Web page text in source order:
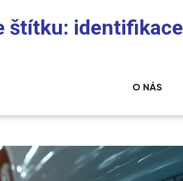
štítku: identifikace
O NÁS